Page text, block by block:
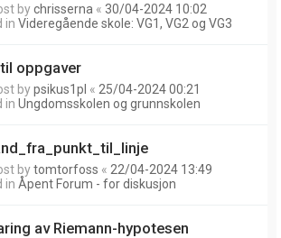
bychrisserna « 30/04-2024 10:02
in Videregående skole: VG1, VG2 og VG3
oppgaver
bypsikus1pl « 25/04-2024 00:21
in Ungdomsskolen og grunnskolen
bytomtorfoss « 22/04-2024 13:49
in Åpent Forum - for diskusjon
av Riemann-hypotesen